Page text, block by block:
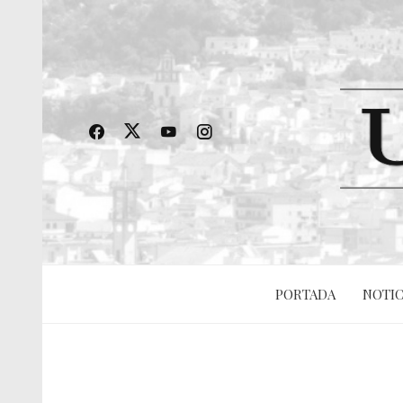
PORTADA